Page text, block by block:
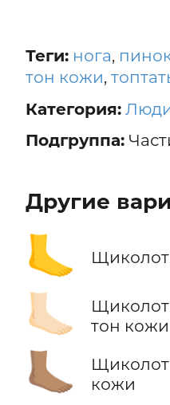
Теги: нога,
тон кожи,
Категория:
Подгруппа:
Другие
🦶
🦶🏻
тон кожи
🦶🏽
кожи